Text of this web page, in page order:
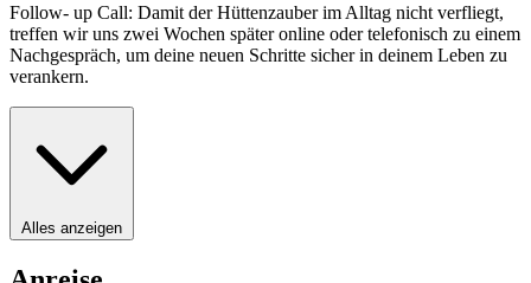
Follow- up Call: Damit der Hüttenzauber im Alltag nicht verfliegt,
treffen wir uns zwei Wochen später online oder telefonisch zu einem
Nachgespräch, um deine neuen Schritte sicher in deinem Leben zu
verankern.
Alles anzeigen